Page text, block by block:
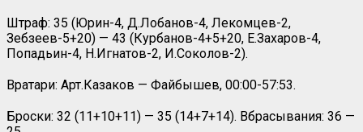
Штраф: 35 (Юрин-4, Д.Лобанов-4, Лекомцев-2,
Зебзеев-5+20) — 43 (Курбанов-4+5+20, Е.Захаров-4,
Попадьин-4, Н.Игнатов-2, И.Соколов-2).
Вратари: Арт.Казаков — Файбышев, 00:00-57:53.
Броски: 32 (11+10+11) — 35 (14+7+14). Вбрасывания: 36 —